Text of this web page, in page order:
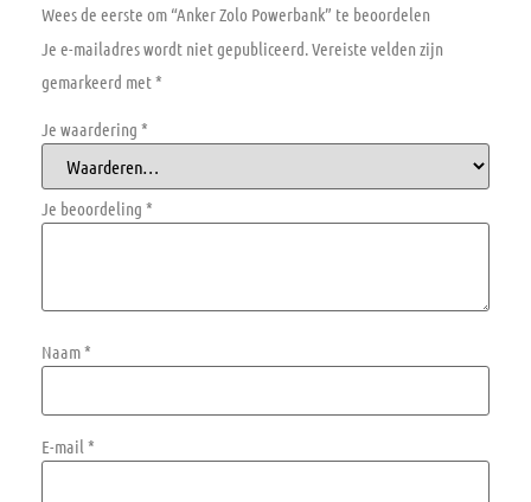
Wees de eerste om “Anker Zolo Powerbank” te beoordelen
Je e-mailadres wordt niet gepubliceerd.Vereiste velden zijn
gemarkeerd met*
Je waardering *
Je beoordeling *
Naam*
E-mail *